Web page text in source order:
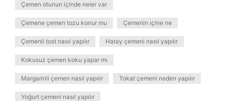
Çemen otunun içinde neler var
Çemene çemen tozu konur mu Çemenin içine ne
Çemenli tost nasıl yapılır Hatay çemeni nasıl yapılır
Kokusuz çemen koku yapar mı
Margarinli çemen nasıl yapılır Tokat çemeni neden yapılır
Yoğurt çemeni nasıl yapılır